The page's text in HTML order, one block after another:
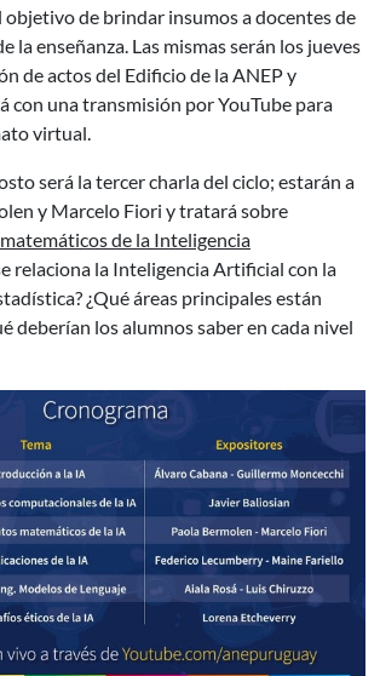
objetivo de brindar insumos a docentes de
la enseñanza. Las mismas serán los jueves
de actos del Edificio de la ANEP y
con una transmisión por YouTube para
virtual.
será la tercer charla del ciclo; estarán a
y Marcelo Fiori y tratará sobre
de la Inteligencia
relaciona la Inteligencia Artificial con la
¿Qué áreas principales están
deberían los alumnos saber en cada nivel